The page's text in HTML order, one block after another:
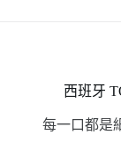
西班牙
每一口都是